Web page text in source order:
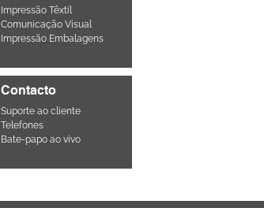
Impressão Têxtil
Comunicação Visual
Impressão Embalagens
Contacto
Suporte ao cliente
Telefones
Bate-papo ao vivo